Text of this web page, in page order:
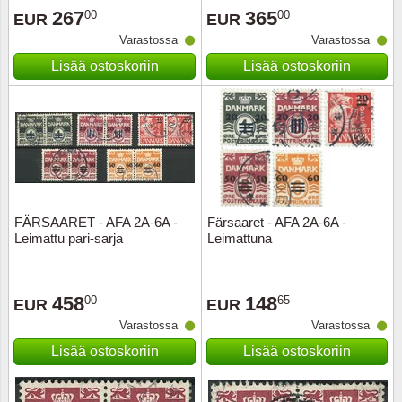
EUR 26700
Varastossa
Lisää ostoskoriin
EUR 36500
Varastossa
Lisää ostoskoriin
FÄRSAARET - AFA 2A-6A -
Leimattu pari-sarja
EUR 45800
Varastossa
Lisää ostoskoriin
Färsaaret - AFA 2A-6A -
Leimattuna
EUR 14865
Varastossa
Lisää ostoskoriin
Uusi
USA